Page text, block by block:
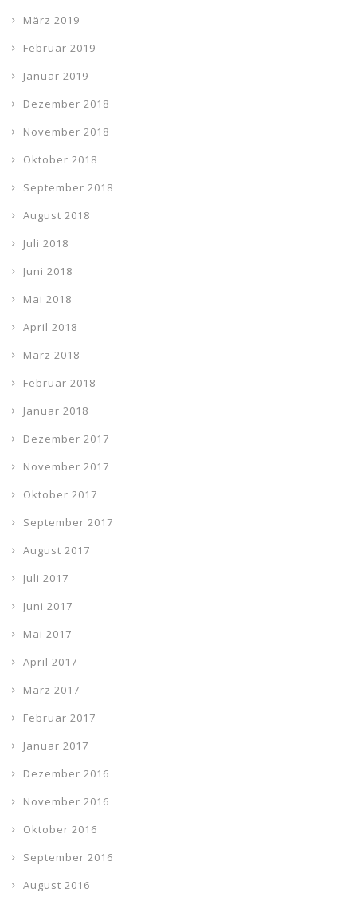
März 2019
Februar 2019
Januar 2019
Dezember 2018
November 2018
Oktober 2018
September 2018
August 2018
Juli 2018
Juni 2018
Mai 2018
April 2018
März 2018
Februar 2018
Januar 2018
Dezember 2017
November 2017
Oktober 2017
September 2017
August 2017
Juli 2017
Juni 2017
Mai 2017
April 2017
März 2017
Februar 2017
Januar 2017
Dezember 2016
November 2016
Oktober 2016
September 2016
August 2016